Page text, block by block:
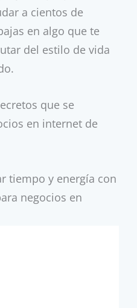
a cientos de
en algo que te
del estilo de vida
que se
en internet de
tiempo y energía con
negocios en